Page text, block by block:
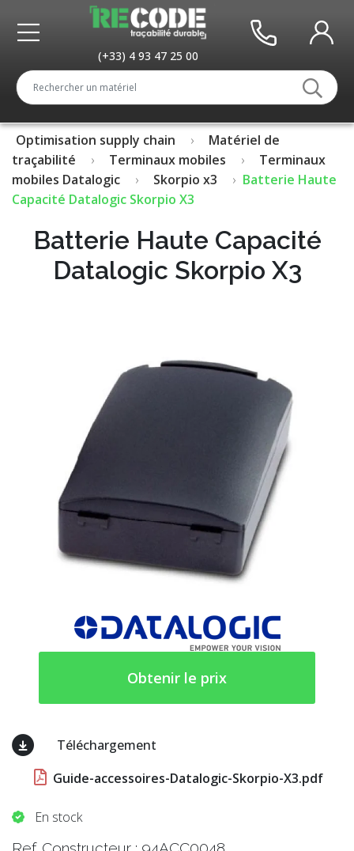
(+33) 4 93 47 25 00
Optimisation supply chain
Matériel de
traçabilité
Terminaux mobiles
Terminaux
mobiles Datalogic
Skorpio x3
Batterie Haute
Capacité Datalogic Skorpio X3
Batterie Haute Capacité
Datalogic Skorpio X3
Obtenir le prix
Téléchargement
Guide-accessoires-Datalogic-Skorpio-X3.pdf
En stock